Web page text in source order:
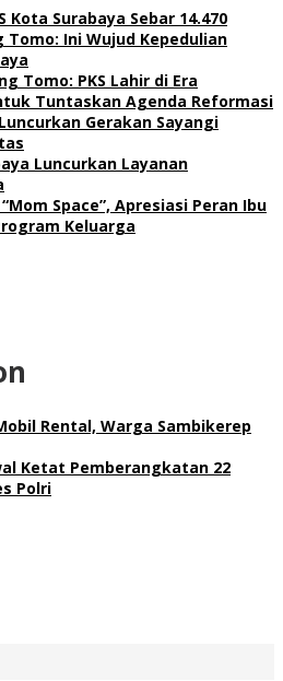
Kota Surabaya Sebar 14.470
Tomo: Ini Wujud Kepedulian
Tomo: PKS Lahir di Era
Tuntaskan Agenda Reformasi
Gerakan Sayangi
Luncurkan Layanan
Space”, Apresiasi Peran Ibu
Keluarga
Rental, Warga Sambikerep
Ketat Pemberangkatan 22
Polri